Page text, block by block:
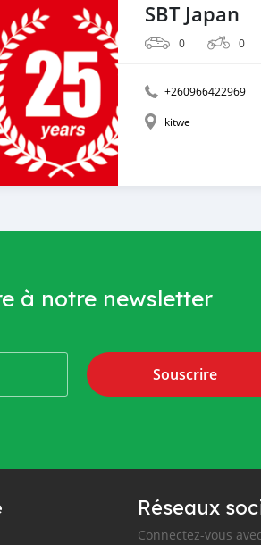
SBT Japan
0 0
+260966422969
kitwe
à notre newsletter
Souscrire
Réseaux
Connectez-vous